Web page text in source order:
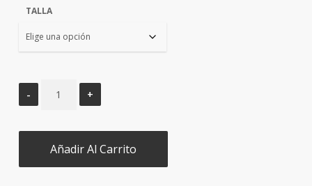
TALLA
Añadir Al Carrito